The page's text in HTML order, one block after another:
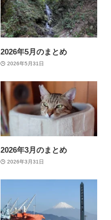
2026年5月のまとめ
2026年5月31日
2026年3月のまとめ
2026年3月31日